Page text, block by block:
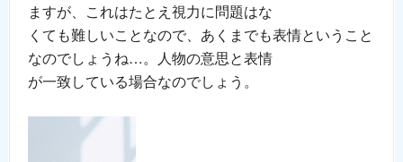
ますが、これはたとえ視力に問題はな
くても難しいことなので、あくまでも表情ということ
なのでしょうね…。人物の意思と表情
が一致している場合なのでしょう。